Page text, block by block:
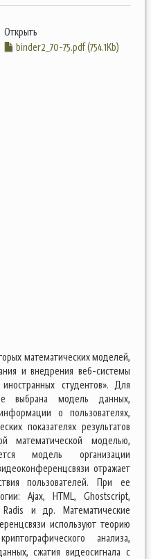
Открыть
binder2_70-75.pdf (754.1Kb)
математических моделей,
и внедрения веб-системы
студентов». Для
выбрана модель данных,
о пользователях,
показателях результатов
математической моделью,
модель организации
отражает
пользователей. При ее
Ajax, HTML, Ghostscript,
и др. Математические
используют теорию
анализа,
сжатия видеосигнала с